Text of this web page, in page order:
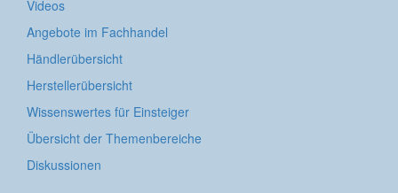
Videos
Angebote im Fachhandel
Händlerübersicht
Herstellerübersicht
Wissenswertes für Einsteiger
Übersicht der Themenbereiche
Diskussionen